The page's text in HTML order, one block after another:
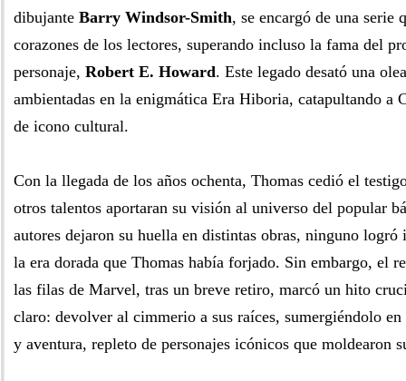
dibujante Barry Windsor-Smith, se encargó de una serie
corazones de los lectores, superando incluso la fama del
personaje, Robert E. Howard. Este legado desató una
ambientadas en la enigmática Era Hiboria, catapultando a
de icono cultural.
Con la llegada de los años ochenta, Thomas cedió el
otros talentos aportaran su visión al universo del popular
autores dejaron su huella en distintas obras, ninguno logró
la era dorada que Thomas había forjado. Sin embargo, el
las filas de Marvel, tras un breve retiro, marcó un hito
claro: devolver al cimmerio a sus raíces, sumergiéndolo
y aventura, repleto de personajes icónicos que moldearon